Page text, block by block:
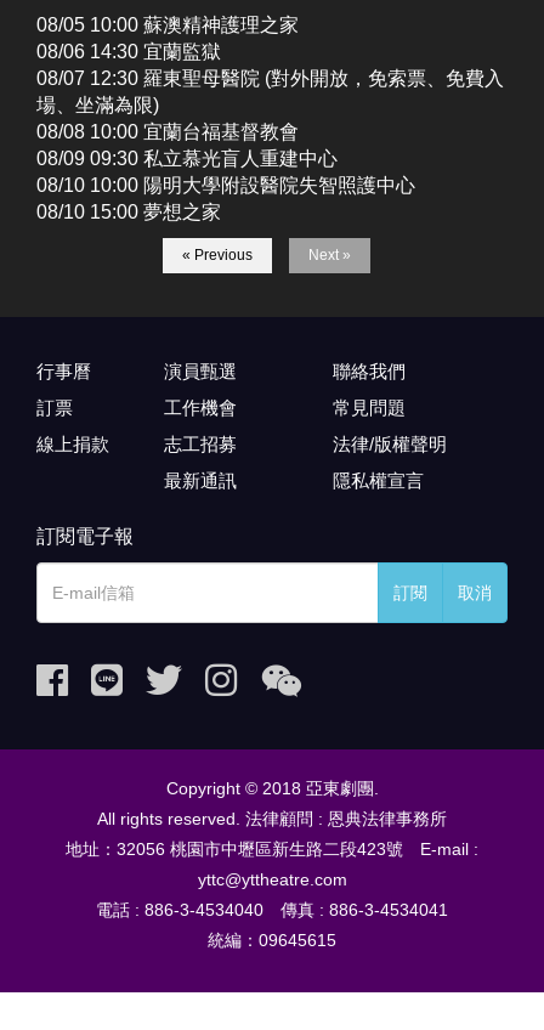
08/05 10:00 蘇澳精神護理之家
08/06 14:30 宜蘭監獄
08/07 12:30 羅東聖母醫院 (對外開放，免索票、免費入
場、坐滿為限)
08/08 10:00 宜蘭台福基督教會
08/09 09:30 私立慕光盲人重建中心
08/10 10:00 陽明大學附設醫院失智照護中心
08/10 15:00 夢想之家
« Previous Next »
行事曆
訂票
線上捐款
演員甄選
工作機會
志工招募
最新通訊
聯絡我們
常見問題
法律/版權聲明
隱私權宣言
訂閱電子報
訂閱 取消
Copyright © 2018 亞東劇團.
All rights reserved. 法律顧問 : 恩典法律事務所
地址：32056 桃園市中壢區新生路二段423號 E-mail :
yttc@yttheatre.com
電話 : 886-3-4534040 傳真 : 886-3-4534041
統編：09645615